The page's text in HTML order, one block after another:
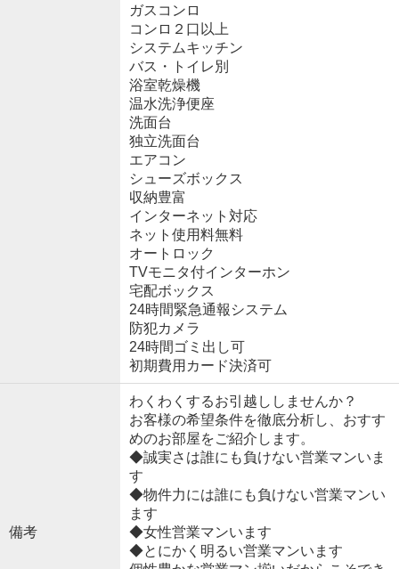
ガスコンロ
コンロ２口以上
システムキッチン
バス・トイレ別
浴室乾燥機
温水洗浄便座
洗面台
独立洗面台
エアコン
シューズボックス
収納豊富
インターネット対応
ネット使用料無料
オートロック
TVモニタ付インターホン
宅配ボックス
24時間緊急通報システム
防犯カメラ
24時間ゴミ出し可
初期費用カード決済可
備考
わくわくするお引越ししませんか？
お客様の希望条件を徹底分析し、おすす
めのお部屋をご紹介します。
◆誠実さは誰にも負けない営業マンいま
す
◆物件力には誰にも負けない営業マンい
ます
◆女性営業マンいます
◆とにかく明るい営業マンいます